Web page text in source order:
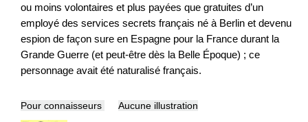
ou moins volontaires et plus payées que gratuites d’un
employé des services secrets français né à Berlin et devenu
espion de façon sure en Espagne pour la France durant la
Grande Guerre (et peut-être dès la Belle Époque) ; ce
personnage avait été naturalisé français.
Pour connaisseurs Aucune illustration